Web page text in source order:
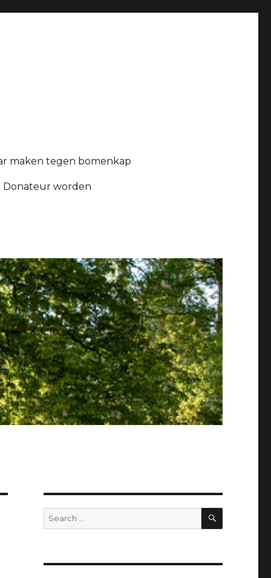
maken tegen bomenkap
Donateur worden
Search
for:
SEARCH